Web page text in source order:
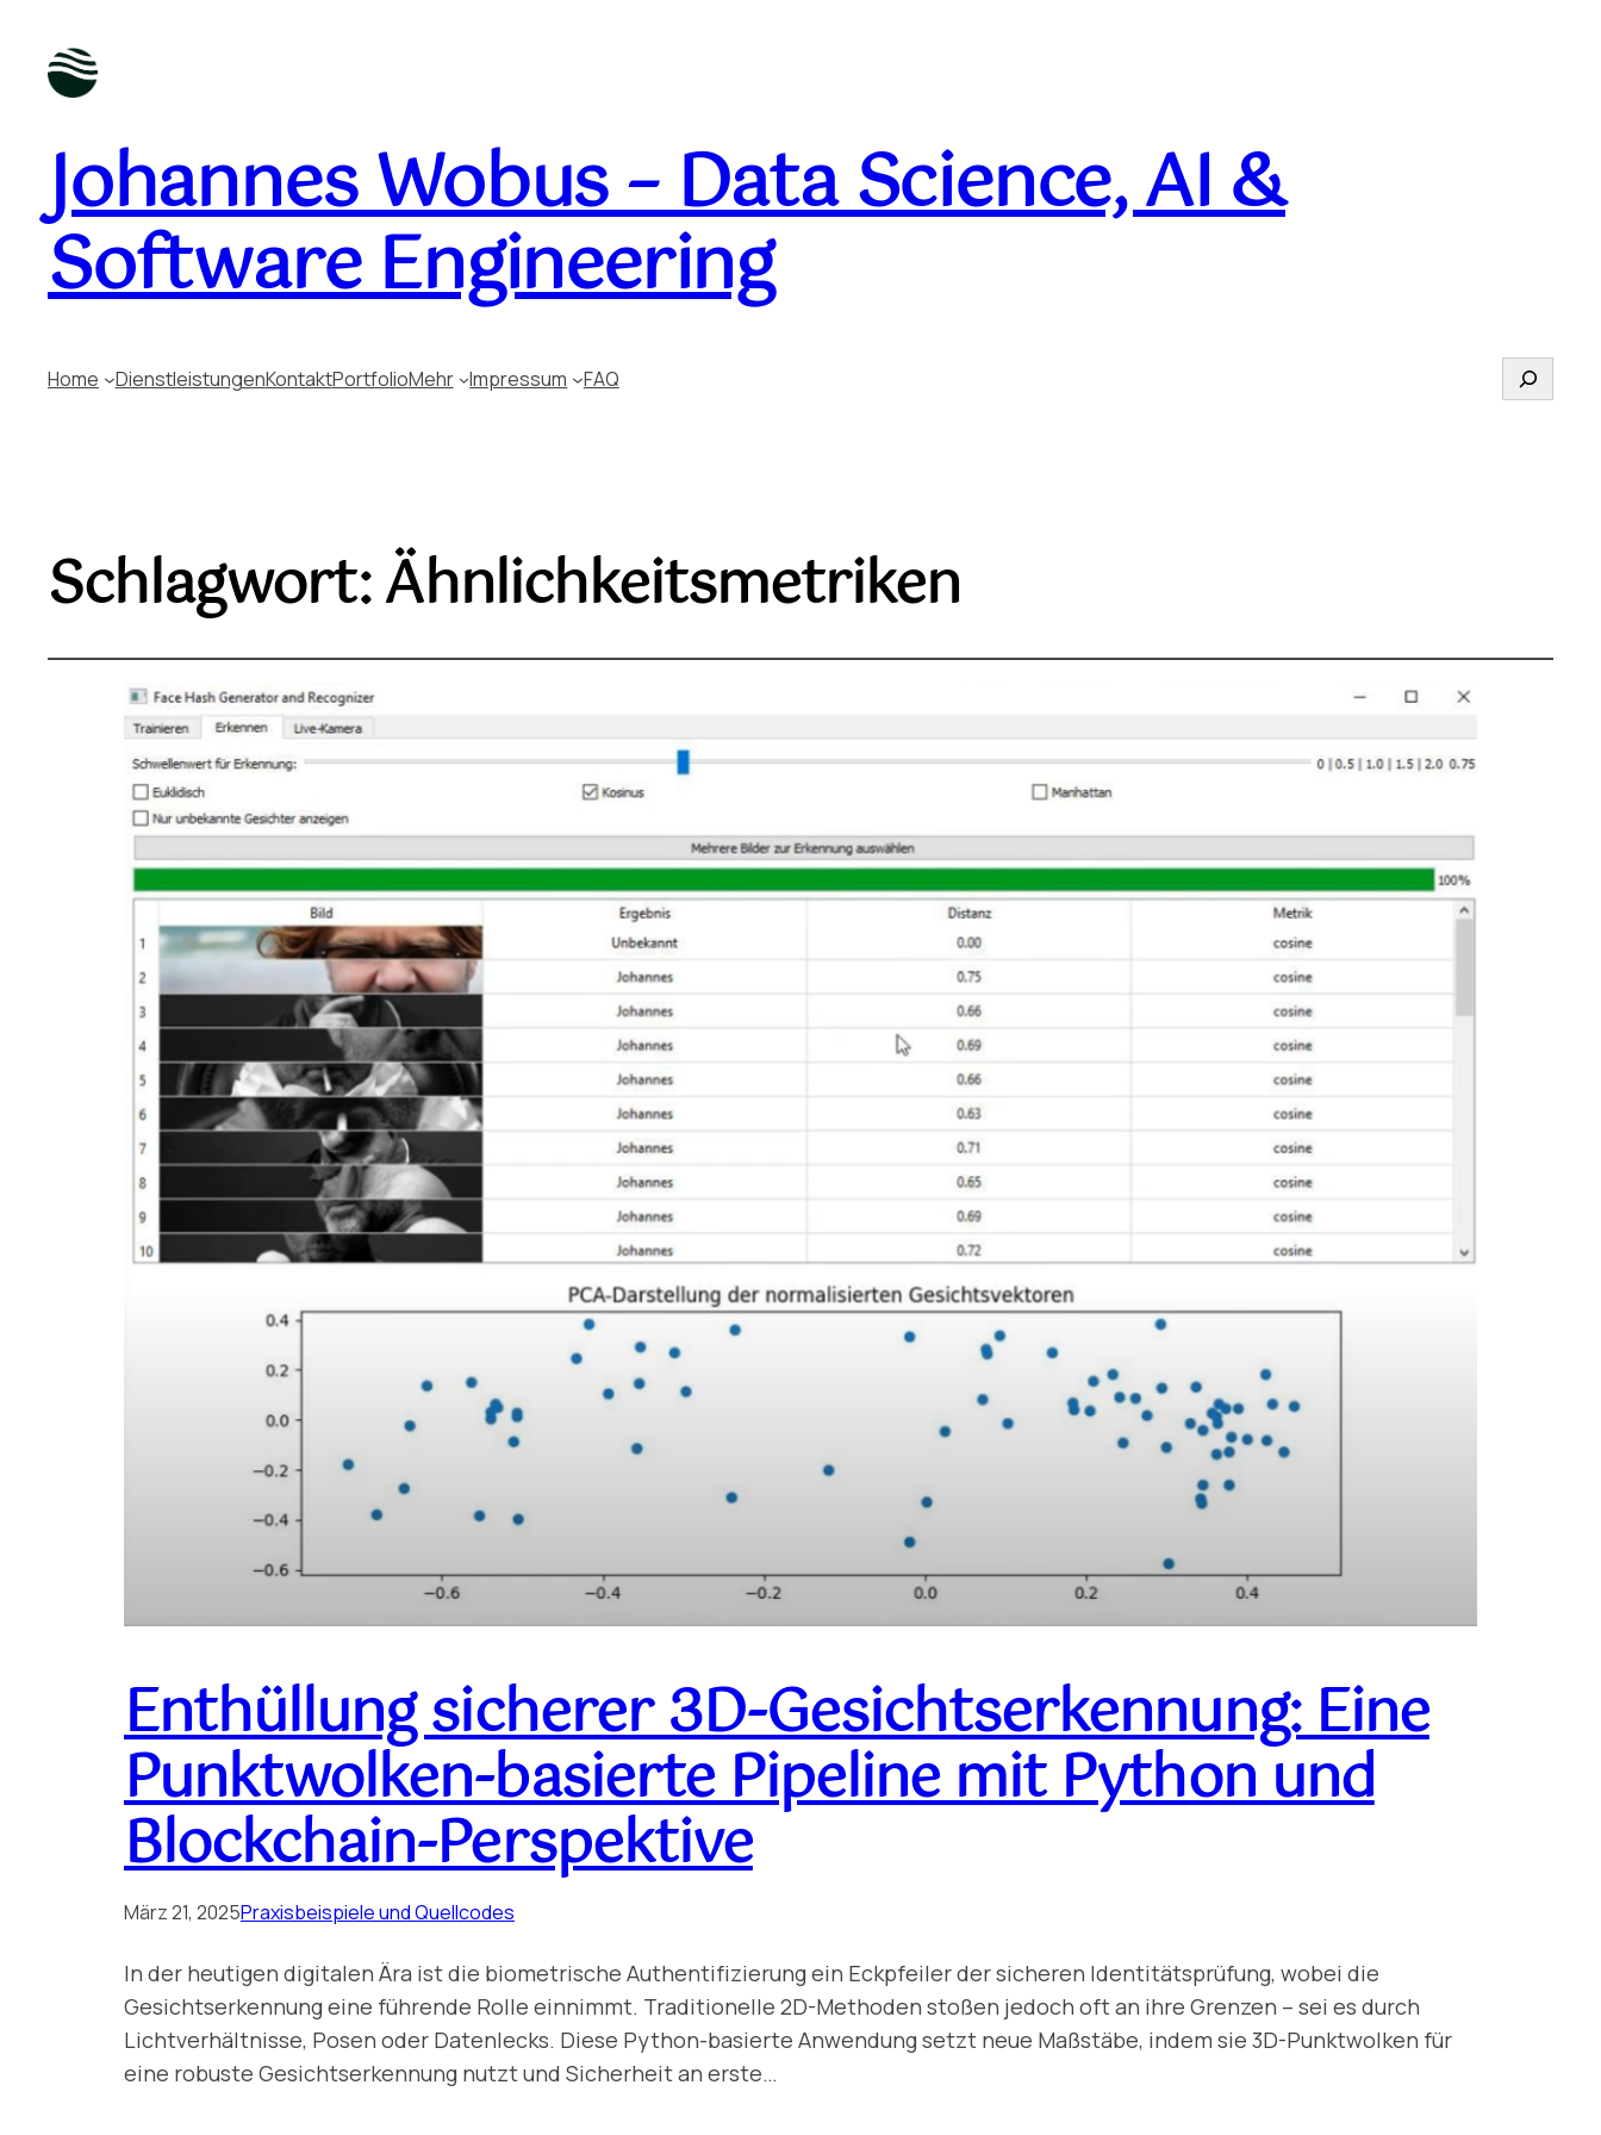
Johannes Wobus – Data Science, AI &
Software Engineering
Home DienstleistungenKontaktPortfolioMehr Impressum FAQ Suchen
Schlagwort:Ähnlichkeitsmetriken
Enthüllung sicherer 3D-Gesichtserkennung: Eine
Punktwolken-basierte Pipeline mit Python und
Blockchain-Perspektive
März 21, 2025Praxisbeispiele und Quellcodes
In der heutigen digitalen Ära ist die biometrische Authentifizierung ein Eckpfeiler der sicheren Identitätsprüfung, wobei die
Gesichtserkennung eine führende Rolle einnimmt. Traditionelle 2D-Methoden stoßen jedoch oft an ihre Grenzen – sei es durch
Lichtverhältnisse, Posen oder Datenlecks. Diese Python-basierte Anwendung setzt neue Maßstäbe, indem sie 3D-Punktwolken für
eine robuste Gesichtserkennung nutzt und Sicherheit an erste…